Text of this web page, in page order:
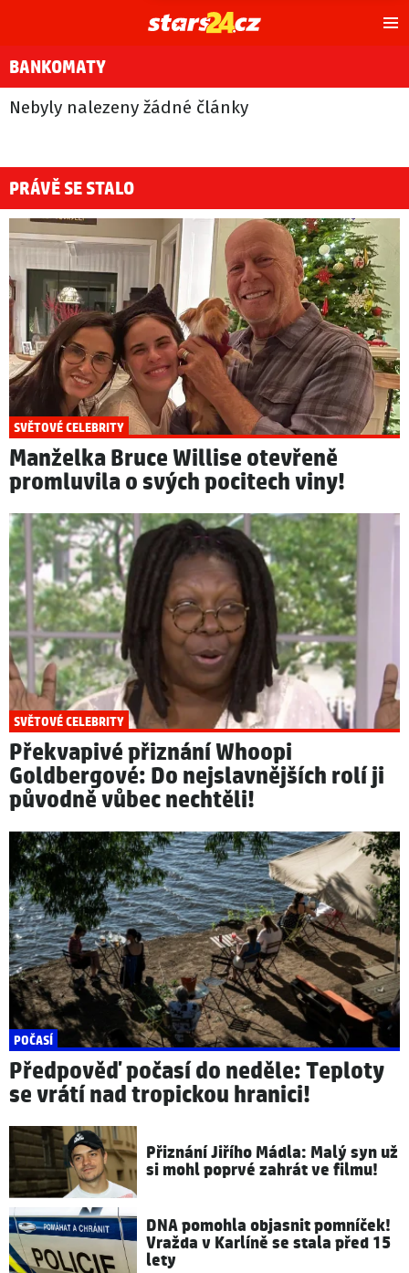
BANKOMATY
Nebyly nalezeny žádné články
PRÁVĚ SE STALO
SVĚTOVÉ CELEBRITY
Manželka Bruce Willise otevřeně
promluvila o svých pocitech viny!
SVĚTOVÉ CELEBRITY
Překvapivé přiznání Whoopi
Goldbergové: Do nejslavnějších rolí ji
původně vůbec nechtěli!
POČASÍ
Předpověď počasí do neděle: Teploty
se vrátí nad tropickou hranici!
Přiznání Jiřího Mádla: Malý syn už
si mohl poprvé zahrát ve filmu!
DNA pomohla objasnit pomníček!
Vražda v Karlíně se stala před 15
lety